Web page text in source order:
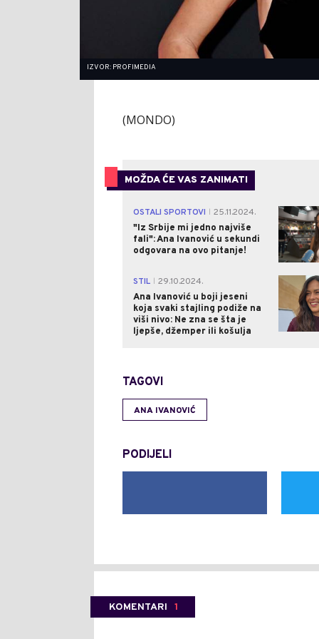
IZVOR: PROFIMEDIA
(MONDO)
MOŽDA ĆE VAS ZANIMATI
OSTALI SPORTOVI
25.11.2024.
"Iz Srbije mi jedno najviše
fali": Ana Ivanović u sekundi
odgovara na ovo pitanje!
STIL
29.10.2024.
Ana Ivanović u boji jeseni
koja svaki stajling podiže na
viši nivo: Ne zna se šta je
ljepše, džemper ili košulja
TAGOVI
ANA IVANOVIĆ
PODIJELI
KOMENTARI 1